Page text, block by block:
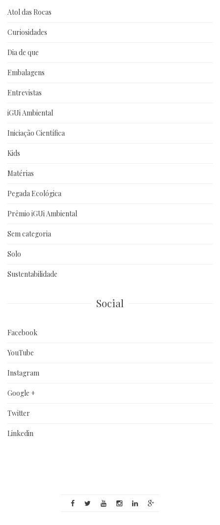
Atol das Rocas
Curiosidades
Dia de que
Embalagens
Entrevistas
iGUi Ambiental
Iniciação Científica
Kids
Matérias
Pegada Ecológica
Prêmio iGUi Ambiental
Sem categoria
Solo
Sustentabilidade
Social
Facebook
YouTube
Instagram
Google +
Twitter
Linkedin